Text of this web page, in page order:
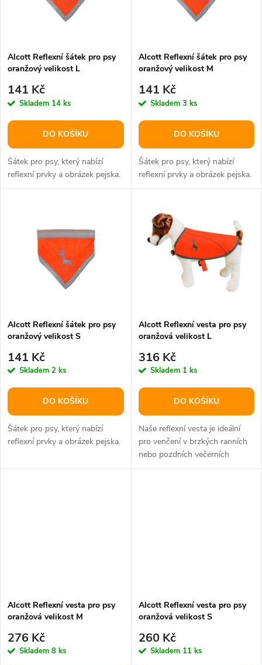
p
r
o
d
u
s
p
r
o
d
u
Alcott Reflexní šátek pro psy
oranžový velikost L
141 Kč
Skladem 14 ks
DO KOŠÍKU
Šátek pro psy, který nabízí
reflexní prvky a obrázek pejska.
Alcott Reflexní šátek pro psy
oranžový velikost M
141 Kč
Skladem 3 ks
DO KOŠÍKU
Šátek pro psy, který nabízí
reflexní prvky a obrázek pejska.
Alcott Reflexní šátek pro psy
oranžový velikost S
141 Kč
Skladem 2 ks
DO KOŠÍKU
Šátek pro psy, který nabízí
reflexní prvky a obrázek pejska.
Alcott Reflexní vesta pro psy
oranžová velikost L
316 Kč
Skladem 1 ks
DO KOŠÍKU
Naše reflexní vesta je ideální
pro venčení v brzkých ranních
nebo pozdních večerních
hodinách.
Alcott Reflexní vesta pro psy
oranžová velikost M
276 Kč
Skladem 8 ks
Alcott Reflexní vesta pro psy
oranžová velikost S
260 Kč
Skladem 11 ks